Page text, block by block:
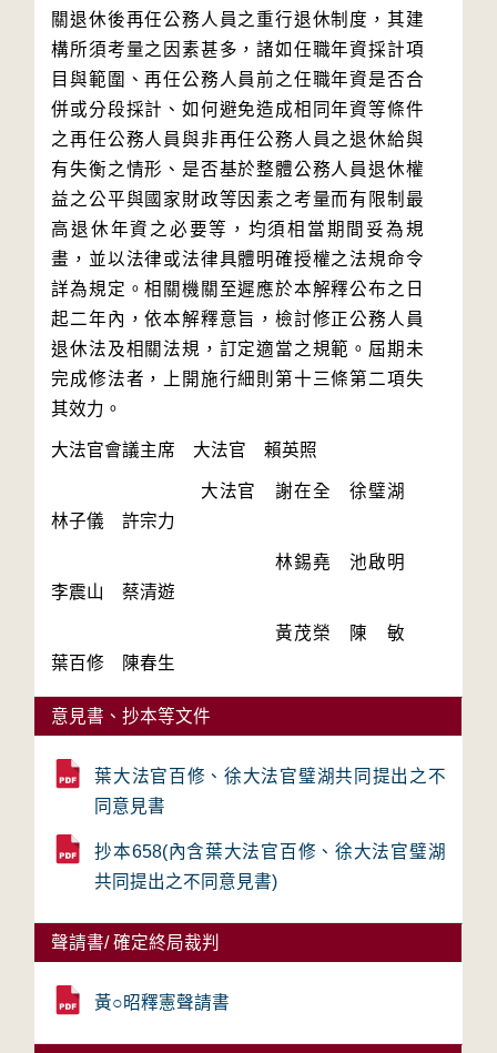
關退休後再任公務人員之重行退休制度，其建
構所須考量之因素甚多，諸如任職年資採計項
目與範圍、再任公務人員前之任職年資是否合
併或分段採計、如何避免造成相同年資等條件
之再任公務人員與非再任公務人員之退休給與
有失衡之情形、是否基於整體公務人員退休權
益之公平與國家財政等因素之考量而有限制最
高退休年資之必要等，均須相當期間妥為規
畫，並以法律或法律具體明確授權之法規命令
詳為規定。相關機關至遲應於本解釋公布之日
起二年內，依本解釋意旨，檢討修正公務人員
退休法及相關法規，訂定適當之規範。屆期未
完成修法者，上開施行細則第十三條第二項失
大法官　謝在全　徐璧湖
林錫堯　池啟明
黃茂榮　陳　敏
意見書、抄本等文件
葉大法官百修、徐大法官璧湖共同提出之不
同意見書
抄本658(內含葉大法官百修、徐大法官璧湖
共同提出之不同意見書)
聲請書/ 確定終局裁判
黃○昭釋憲聲請書